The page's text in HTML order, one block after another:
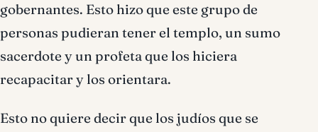
gobernantes. Esto hizo que este grupo de
personas pudieran tener el templo, un sumo
sacerdote y un profeta que los hiciera
recapacitar y los orientara.
Esto no quiere decir que los judíos que se